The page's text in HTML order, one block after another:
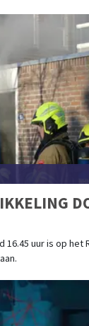
16.45 uur is op het